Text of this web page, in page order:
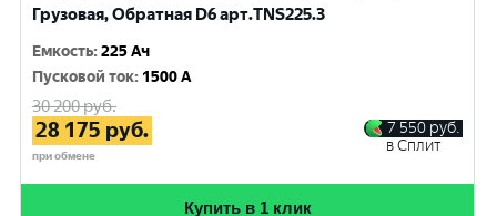
Грузовая, Обратная D6 арт.TNS225.3
Емкость:225 Ач
Пусковой ток: 1500 A
30 200руб.
28 175 руб.
при обмене
7 550 руб.
в Сплит
Купить в 1 клик